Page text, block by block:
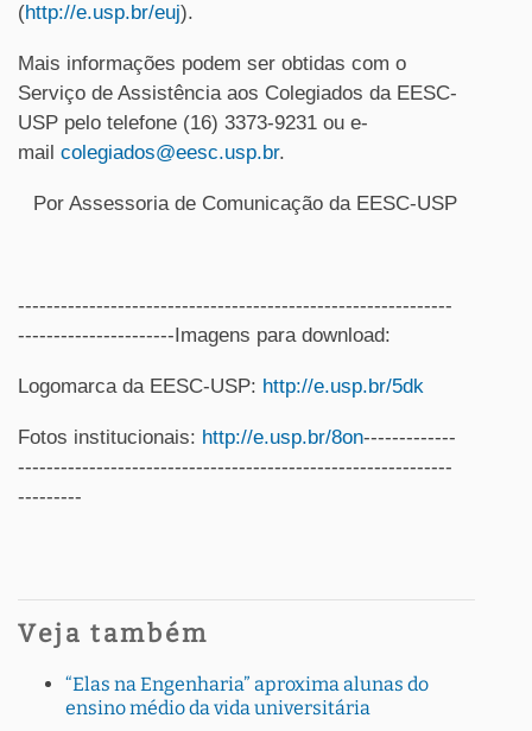
(http://e.usp.br/euj).
Mais informações podem ser obtidas com o
Serviço de Assistência aos Colegiados da EESC-
USP pelo telefone (16) 3373-9231 ou e-
mail colegiados@eesc.usp.br.
Por Assessoria de Comunicação da EESC-USP
-------------------------------------------------------------
----------------------Imagens para download:
Logomarca da EESC-USP: http://e.usp.br/5dk
Fotos institucionais: http://e.usp.br/8on-------------
-------------------------------------------------------------
---------
Veja também
“Elas na Engenharia” aproxima alunas do
ensino médio da vida universitária